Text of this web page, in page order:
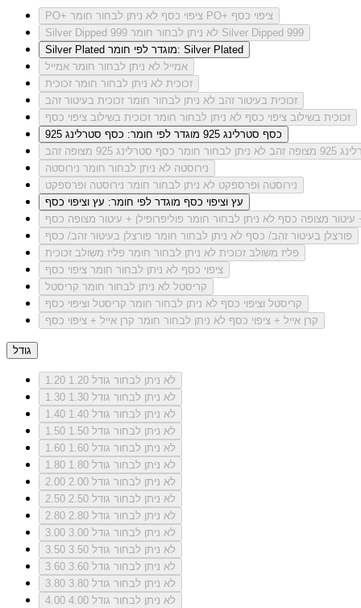
PO+ ציפוי כסף
לא ניתן לבחור חומר PO+ ציפוי כסף
Silver Dipped 999
לא ניתן לבחור חומר Silver Dipped 999
Silver Plated
מוגדר לפי חומר: Silver Plated
אמייל לא ניתן לבחור חומר אמייל
זכוכית לא ניתן לבחור חומר זכוכית
זכוכית בעיטור זהב לא ניתן לבחור חומר זכוכית בעיטור זהב
זכוכית בשילוב ציפוי כסף לא ניתן לבחור חומר זכוכית בשילוב ציפוי כסף
כסף סטרלינג 925
מוגדר לפי חומר: כסף סטרלינג 925
זהב
לא ניתן לבחור חומר כסף סטרלינג 925 מצופה זהב
נירוסטה לא ניתן לבחור חומר נירוסטה
נירוסטה ופרספקט לא ניתן לבחור חומר נירוסטה ופרספקט
עץ וציפוי כסף מוגדר לפי חומר: עץ וציפוי כסף
עיטור מצופה כסף לא ניתן לבחור חומר פוליפרופילן + עיטור מצופה כסף
פורצלן בעיטור זהב/ כסף לא ניתן לבחור חומר פורצלן בעיטור זהב/ כסף
פליז משולב זכוכית לא ניתן לבחור חומר פליז משולב זכוכית
ציפוי כסף לא ניתן לבחור חומר ציפוי כסף
קריסטל לא ניתן לבחור חומר קריסטל
קריסטל וציפוי כסף לא ניתן לבחור חומר קריסטל וציפוי כסף
קרן אייל + ציפוי כסף לא ניתן לבחור חומר קרן אייל + ציפוי כסף
גודל
1.20
לא ניתן לבחור גודל 1.20
1.30
לא ניתן לבחור גודל 1.30
1.40
לא ניתן לבחור גודל 1.40
1.50
לא ניתן לבחור גודל 1.50
1.60
לא ניתן לבחור גודל 1.60
1.80
לא ניתן לבחור גודל 1.80
2.00
לא ניתן לבחור גודל 2.00
2.50
לא ניתן לבחור גודל 2.50
2.80
לא ניתן לבחור גודל 2.80
3.00
לא ניתן לבחור גודל 3.00
3.50
לא ניתן לבחור גודל 3.50
3.60
לא ניתן לבחור גודל 3.60
3.80
לא ניתן לבחור גודל 3.80
4.00
לא ניתן לבחור גודל 4.00